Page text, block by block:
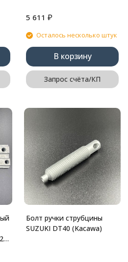
5 611 ₽
Осталось несколько штук
В корзину
Запрос счёта/КП
Болт ручки струбцины
SUZUKI DT40 (Kacawa)